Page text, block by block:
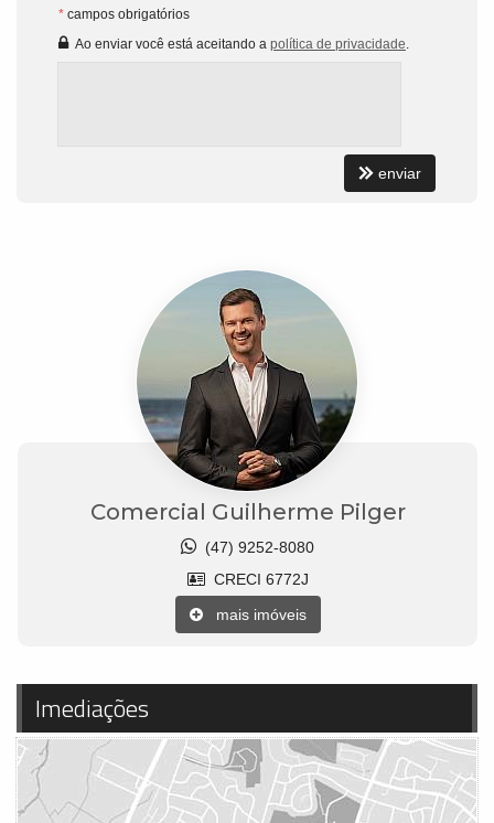
* campos obrigatórios
Ao enviar você está aceitando a política de privacidade
enviar
Comercial Guilherme Pilger
(47) 9252-8080
CRECI 6772J
mais imóveis
Imediações